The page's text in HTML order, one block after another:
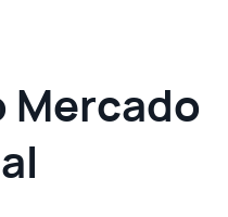
Mercado